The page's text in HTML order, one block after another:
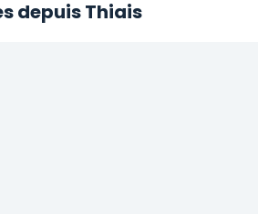
depuis Thiais